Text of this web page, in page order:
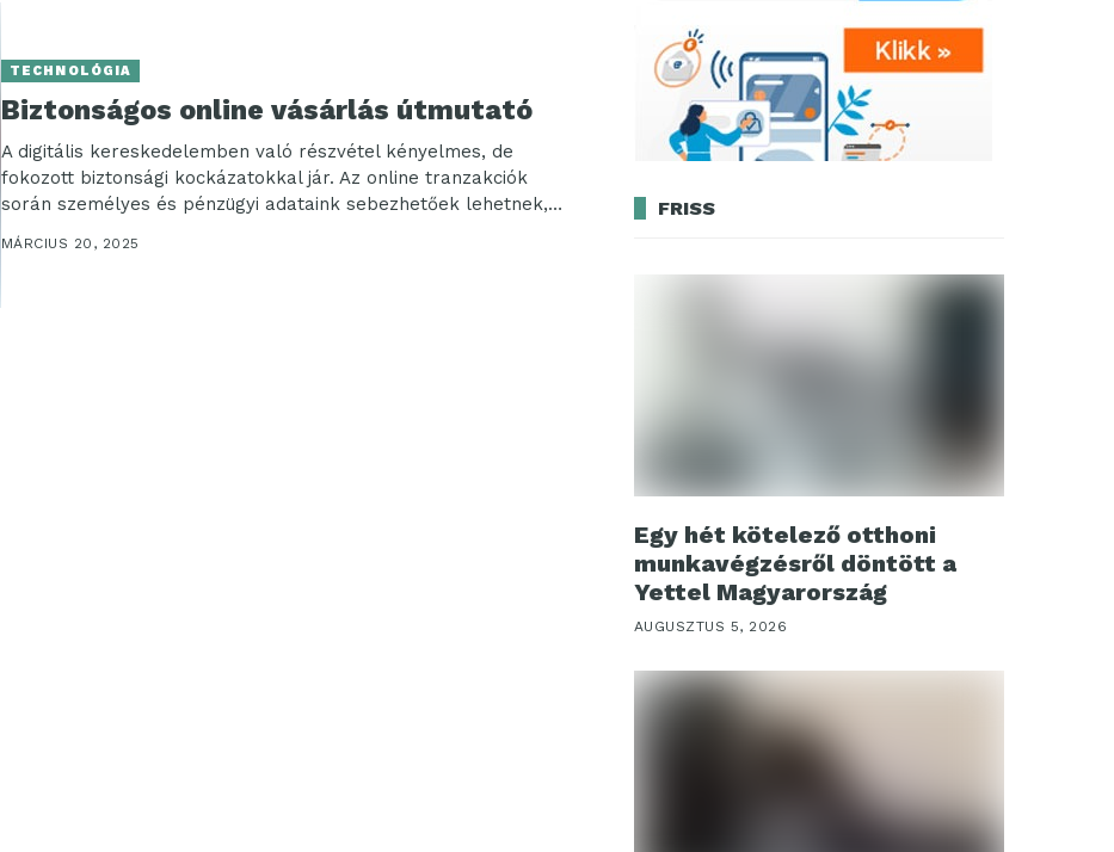
TECHNOLÓGIA
Biztonságos online vásárlás útmutató
A digitális kereskedelemben való részvétel kényelmes, de
fokozott biztonsági kockázatokkal jár. Az online tranzakciók
során személyes és pénzügyi adataink sebezhetőek lehetnek,
MÁRCIUS 20, 2025
FRISS
Egy hét kötelező otthoni
munkavégzésről döntött a
Yettel Magyarország
AUGUSZTUS 5, 2026